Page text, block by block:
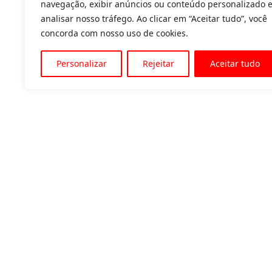
navegação, exibir anúncios ou conteúdo personalizado e
analisar nosso tráfego. Ao clicar em “Aceitar tudo”, você
concorda com nosso uso de cookies.
Personalizar Rejeitar Aceitar tudo